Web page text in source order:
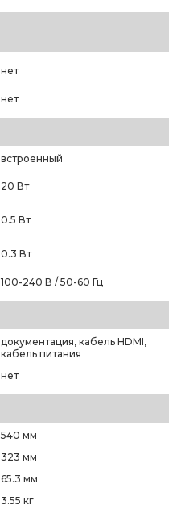
нет
нет
встроенный
20 Вт
0.5 Вт
0.3 Вт
100-240 В / 50-60 Гц
документация, кабель HDMI,
кабель питания
нет
540 мм
323 мм
65.3 мм
3.55 кг